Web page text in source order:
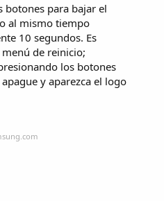
botones para bajar el
al mismo tiempo
10 segundos. Es
de reinicio;
los botones
y aparezca el logo